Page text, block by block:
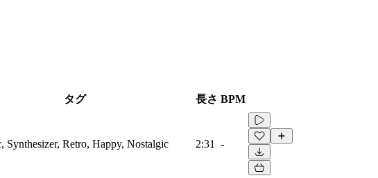
タグ 長さ BPM
Synthesizer, Retro, Happy, Nostalgic 2:31 -